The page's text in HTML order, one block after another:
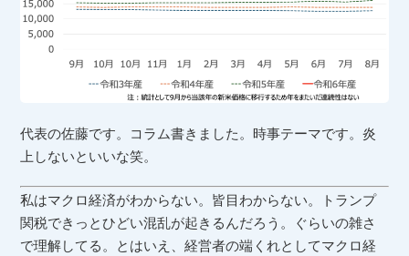
代表の佐藤です。コラム書きました。時事テーマです。炎
上しないといいな笑。
私はマクロ経済がわからない。皆目わからない。トランプ
関税できっとひどい混乱が起きるんだろう。ぐらいの雑さ
で理解してる。とはいえ、経営者の端くれとしてマクロ経